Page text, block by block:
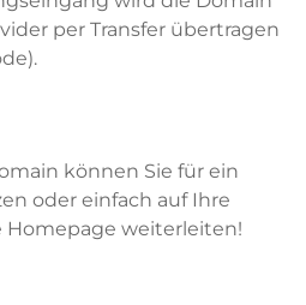
per Transfer übertragen
können Sie für ein
oder einfach auf Ihre
Homepage weiterleiten!